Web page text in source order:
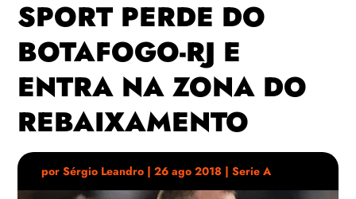
SPORT PERDE DO
BOTAFOGO-RJ E
ENTRA NA ZONA DO
REBAIXAMENTO
porSérgio Leandro |26 ago 2018 |Serie A